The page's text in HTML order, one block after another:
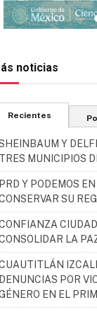
noticias
Recientes
Y
TRES MUNICIPIOS
PRD Y PODEMOS
SU
LA
DENUNCIAS POR
EN EL